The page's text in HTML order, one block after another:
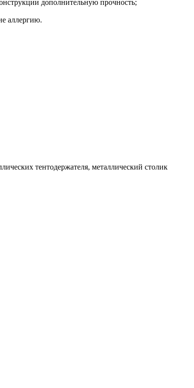
дополнительную прочность;
аллергию.
тентодержателя, металлический столик